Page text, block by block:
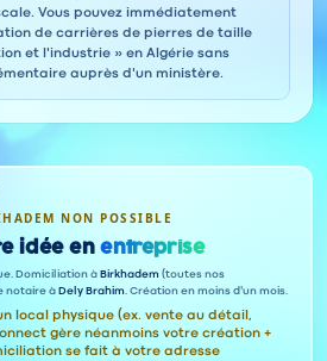
Vous pouvez immédiatement
de carrières de pierres de taille
et l'industrie » en Algérie sans
auprès d'un ministère.
NON POSSIBLE
idée en entreprise
Domiciliation à Birkhadem (toutes nos
notaire à Dely Brahim . Création en moins d'un mois.
local physique (ex. vente au détail,
gère néanmoins votre création +
se fait à votre adresse